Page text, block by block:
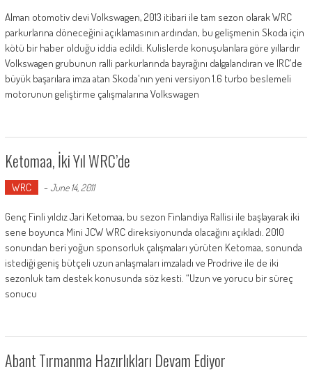
Alman otomotiv devi Volkswagen, 2013 itibari ile tam sezon olarak WRC
parkurlarına döneceğini açıklamasının ardından, bu gelişmenin Skoda için
kötü bir haber olduğu iddia edildi. Kulislerde konuşulanlara göre yıllardır
Volkswagen grubunun ralli parkurlarında bayrağını dalgalandıran ve IRC’de
büyük başarılara imza atan Skoda'nın yeni versiyon 1.6 turbo beslemeli
motorunun geliştirme çalışmalarına Volkswagen
Ketomaa, İki Yıl WRC’de
WRC -June 14, 2011
Genç Finli yıldız Jari Ketomaa, bu sezon Finlandiya Rallisi ile başlayarak iki
sene boyunca Mini JCW WRC direksiyonunda olacağını açıkladı. 2010
sonundan beri yoğun sponsorluk çalışmaları yürüten Ketomaa, sonunda
istediği geniş bütçeli uzun anlaşmaları imzaladı ve Prodrive ile de iki
sezonluk tam destek konusunda söz kesti. “Uzun ve yorucu bir süreç
sonucu
Abant Tırmanma Hazırlıkları Devam Ediyor